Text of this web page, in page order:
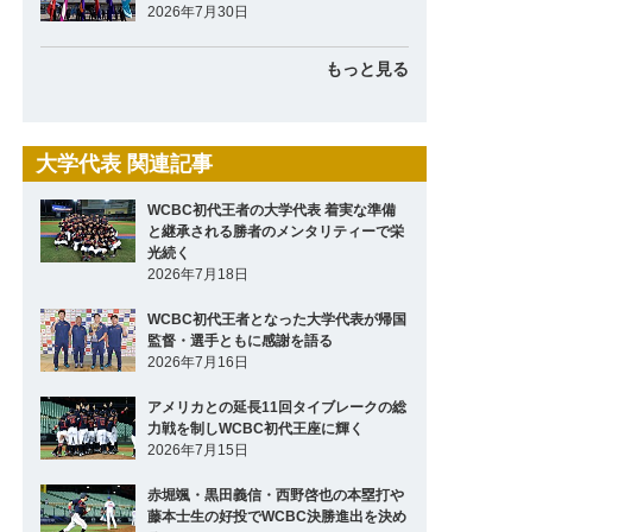
2026年7月30日
もっと見る
大学代表 関連記事
WCBC初代王者の大学代表 着実な準備
と継承される勝者のメンタリティーで栄
光続く
2026年7月18日
WCBC初代王者となった大学代表が帰国
監督・選手ともに感謝を語る
2026年7月16日
アメリカとの延長11回タイブレークの総
力戦を制しWCBC初代王座に輝く
2026年7月15日
赤堀颯・黒田義信・西野啓也の本塁打や
藤本士生の好投でWCBC決勝進出を決め